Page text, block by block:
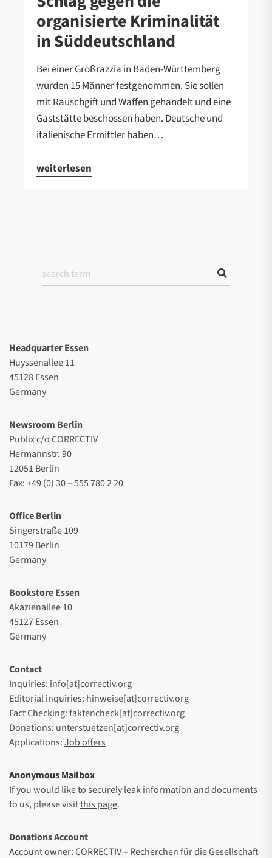
organisierte Kriminalität
in Süddeutschland
Bei einer Großrazzia in Baden-Württemberg
wurden 15 Männer festgenommen. Sie sollen
mit Rauschgift und Waffen gehandelt und eine
Gaststätte beschossen haben. Deutsche und
italienische Ermittler haben…
weiterlesen
Headquarter Essen
Huyssenallee 11
45128 Essen
Germany
Newsroom Berlin
Publix c/o CORRECTIV
Hermannstr. 90
12051 Berlin
Fax: +49 (0) 30 – 555 780 2 20
Office Berlin
Singerstraße 109
10179 Berlin
Germany
Bookstore Essen
Akazienallee 10
45127 Essen
Germany
Contact
Inquiries: info[at]correctiv.org
Editorial inquiries: hinweise[at]correctiv.org
Fact Checking: faktencheck[at]correctiv.org
Donations: unterstuetzen[at]correctiv.org
Applications:Job offers
Anonymous Mailbox
If you would like to securely leak information and documents
to us, please visitthis page.
Donations Account
Account owner: CORRECTIV – Recherchen für die Gesellschaft